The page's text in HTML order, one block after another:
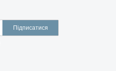
Підписатися